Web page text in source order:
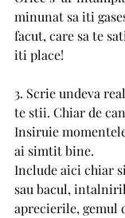
minunat sa iti
facut, care sa te
iti place!
3. Scrie undeva
te stii. Chiar de
Insiruie
ai simtit bine.
Include aici chiar
sau bacul,
aprecierile, gemul